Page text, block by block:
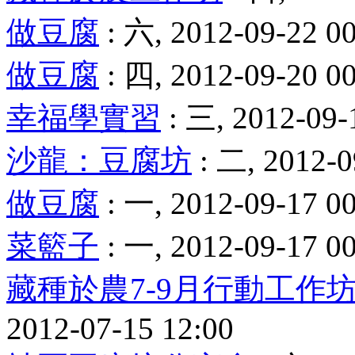
做豆腐 : 六, 2012-09-22
做豆腐 : 四, 2012-09-20
幸福學實習 : 三, 2012-
沙龍：豆腐坊 : 二, 2012-
做豆腐 : 一, 2012-09-17
菜籃子 : 一, 2012-09-17
藏種於農7-9月行動工作
2012-07-15 12:00